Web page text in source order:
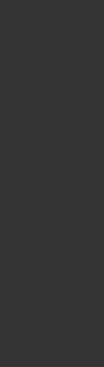
Jogtudományi
fordítója
és közéleti